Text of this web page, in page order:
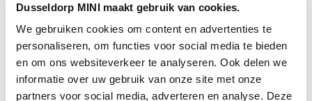
Dusseldorp MINI maakt gebruik van cookies.
We gebruiken cookies om content en advertenties te
personaliseren, om functies voor social media te bieden
en om ons websiteverkeer te analyseren. Ook delen we
informatie over uw gebruik van onze site met onze
partners voor social media, adverteren en analyse. Deze
voorzien van massagefunctie. Dankzij de elektrische
stoelbediening is het gemakkelijk om de optimale zitpositie
te vinden. Een praktische extra is de elektrisch bedienbare
achterklep die opent en sluit met een druk op de knop.
Overdag een weidse zichthoek en 's avonds het lichtspel in
de binnenruimte: dat geeft het glazen panoramadak! Bij de